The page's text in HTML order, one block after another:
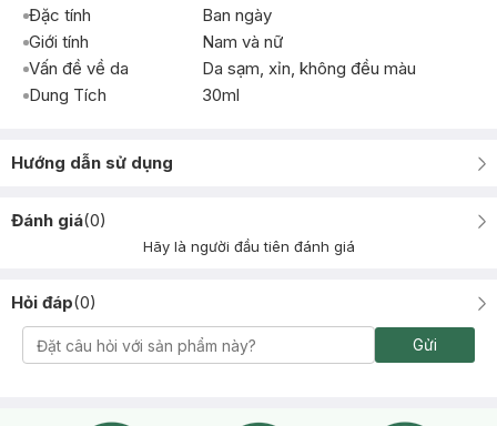
Đặc tính
Ban ngày
Giới tính
Nam và nữ
Vấn đề về da
Da sạm, xỉn, không đều màu
Dung Tích
30ml
Hướng dẫn sử dụng
Đánh giá(0)
Hãy là người đầu tiên đánh giá
Hỏi đáp(0)
Gửi